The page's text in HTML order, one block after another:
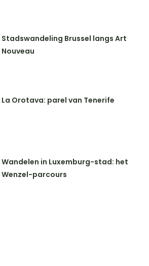
Stadswandeling Brussel langs Art
Nouveau
La Orotava: parel van Tenerife
Wandelen in Luxemburg-stad: het
Wenzel-parcours